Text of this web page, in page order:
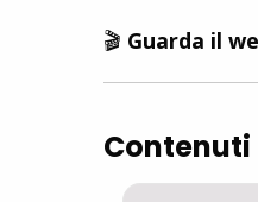
🎬 Guarda il
Contenuti